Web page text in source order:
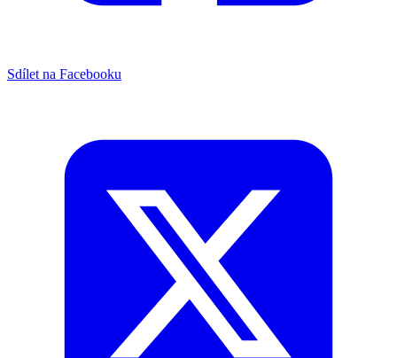
Sdílet na Facebooku